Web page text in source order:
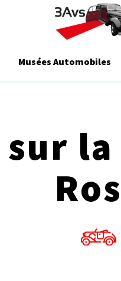
Musées Automobiles